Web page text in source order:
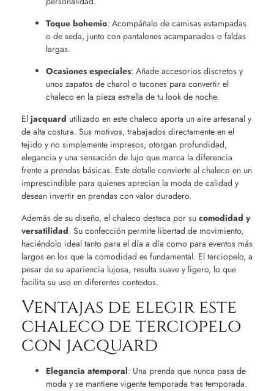
Toque bohemio: Acompáñalo de camisas estampadas
o de seda, junto con pantalones acampanados o faldas
largas.
Ocasiones especiales: Añade accesorios discretos y
unos zapatos de charol o tacones para convertir el
chaleco en la pieza estrella de tu look de noche.
El jacquard utilizado en este chaleco aporta un aire artesanal y
de alta costura. Sus motivos, trabajados directamente en el
tejido y no simplemente impresos, otorgan profundidad,
elegancia y una sensación de lujo que marca la diferencia
frente a prendas básicas. Este detalle convierte al chaleco en un
imprescindible para quienes aprecian la moda de calidad y
desean invertir en prendas con valor duradero.
Además de su diseño, el chaleco destaca por su comodidad y
versatilidad. Su confección permite libertad de movimiento,
haciéndolo ideal tanto para el día a día como para eventos más
largos en los que la comodidad es fundamental. El terciopelo, a
pesar de su apariencia lujosa, resulta suave y ligero, lo que
facilita su uso en diferentes contextos.
Ventajas de elegir este
chaleco de terciopelo
con jacquard
Elegancia atemporal: Una prenda que nunca pasa de
moda y se mantiene vigente temporada tras temporada.